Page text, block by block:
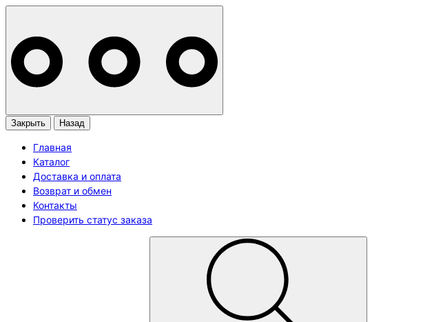
Закрыть Назад
Главная
Каталог
Доставка и оплата
Возврат и обмен
Контакты
Проверить статус заказа